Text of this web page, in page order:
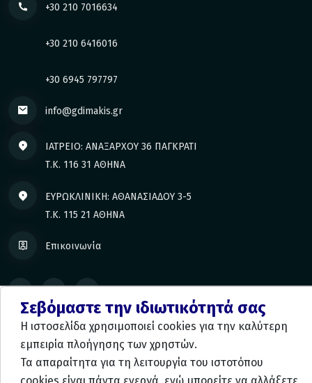
+30 210 7016634
+30 210 6416016
+30 6945 797797
info@gdimakis.gr
ΙΑΤΡΕΙΟ: ΑΝΑΞΑΡΧΟΥ 36 ΠΑΓΚΡΑΤΙ
Τ.Κ. 116 31 ΑΘΗΝΑ
ΕΥΡΩΚΛΙΝΙΚΗ: ΑΘΑΝΑΣΙΑΔΟΥ 3-5
Τ.Κ. 115 21 ΑΘΗΝΑ
Επικοινωνία
Προστασία Προσωπικών Δεδομένων
Σεβόμαστε την ιδιωτικότητά σας
Η ιστοσελίδα χρησιμοποιεί cookies για την καλύτερη
εμπειρία πλοήγησης των χρηστών.
Τα απαραίτητα για τη λειτουργία του ιστοτόπου